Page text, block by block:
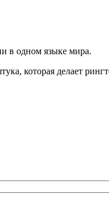
в одном языке мира.
которая делает